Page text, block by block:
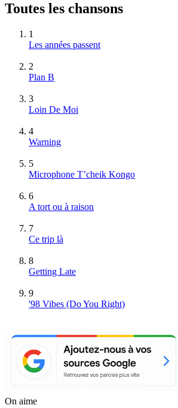
Toutes les chansons
1
Les années passent
2
Plan B
3
Loin De Moi
4
Warning
5
Microphone T’cheik Kongo
6
A tort ou à raison
7
Ce trip là
8
Getting Late
9
'98 Vibes (Do You Right)
On aime